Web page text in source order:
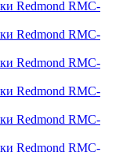
Redmond RMC-
Redmond RMC-
Redmond RMC-
Redmond RMC-
Redmond RMC-
Redmond RMC-